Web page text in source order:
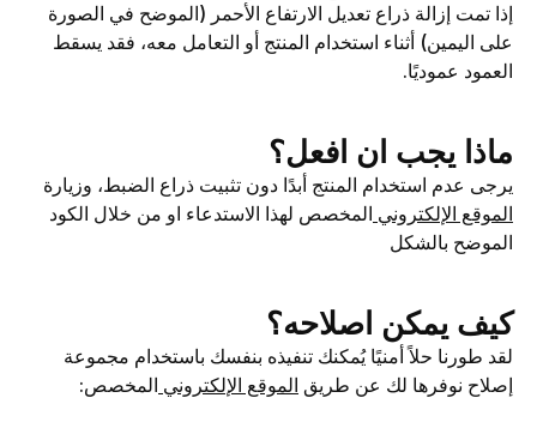
إذا تمت إزالة ذراع تعديل الارتفاع الأحمر (الموضح في الصورة
على اليمين) أثناء استخدام المنتج أو التعامل معه، فقد يسقط
العمود عموديًا.
ماذا يجب ان افعل؟
يرجى عدم استخدام المنتج أبدًا دون تثبيت ذراع الضبط، وزيارة
الموقع الإلكتروني المخصص لهذا الاستدعاء او من خلال الكود
الموضح بالشكل
كيف يمكن اصلاحه؟
لقد طورنا حلاً أمنيًا يُمكنك تنفيذه بنفسك باستخدام مجموعة
إصلاح نوفرها لك عن طريق الموقع الإلكتروني المخصص: